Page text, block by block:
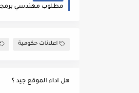
اعلانات حكومية
هل اداء الموقع جيد ؟